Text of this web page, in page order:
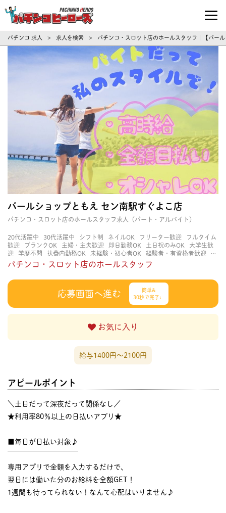
パチンコ求人・転職ならパチンコヒーロ
パチンコ 求人 > 求人を検索 > パチンコ・スロット店のホールスタッフ｜【パ
パールショップともえ セン南駅すぐよこ店
パチンコ・スロット店のホールスタッフ求人（パート・アルバイト）
20代活躍中 30代活躍中 シフト制 ネイルOK フリーター歓迎
フルタイム
歓迎
ブランクOK 主婦・主夫歓迎 即日勤務OK 土日祝のみOK
大学生歓
迎
学歴不問 扶養内勤務OK 未経験・初心者OK 経験者・有資格者歓迎
茶
髪OK
髪型自由 髪色自由
パチンコ・スロット店のホールスタッフ
応募画面へ進む
簡単&
30秒で完了♩
お気に入り
給与1400円〜2100円
アピールポイント
＼土日だって深夜だって関係なし／
★利用率80％以上の日払いアプリ★
■毎日が日払い対象♪
専用アプリで金額を入力するだけで、
翌日には働いた分のお給料を全額GET！
1週間も待ってられない！なんて心配はいりません♪